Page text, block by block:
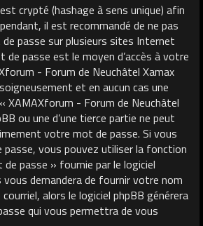
crypté (hashage à sens unique) afin
il est recommandé de ne pas
passe sur plusieurs sites Internet
passe est le moyen d’accès à votre
- Forum de Neuchâtel Xamax
et en aucun cas une
XAMAXforum - Forum de Neuchâtel
ou une d’une tierce partie ne peut
votre mot de passe. Si vous
vous pouvez utiliser la fonction
de passe » fournie par le logiciel
vous demandera de fournir votre nom
alors le logiciel phpBB générera
qui vous permettra de vous